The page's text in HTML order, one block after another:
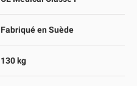
Fabriqué en Suède
130 kg